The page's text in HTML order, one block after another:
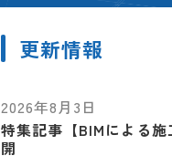
更新情報
2026年8月3日
特集記事【BIMによる
開